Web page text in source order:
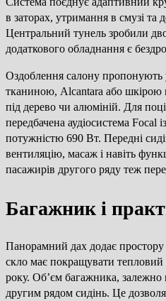
в заторах, утримання в смузі та
Центральний тунель зробили
додаткового обладнання є
Оздоблення салону пропонують
тканиною, Alcantara або шкірою
під дерево чи алюміній. Для
передбачена аудіосистема Focal
потужністю 690 Вт. Передні
вентиляцію, масаж і навіть
пасажирів другого ряду теж
Багажник і
Панорамний дах додає
скло має покращувати тепловий
року. Об’єм багажника, залежно
другим рядом сидінь. Це